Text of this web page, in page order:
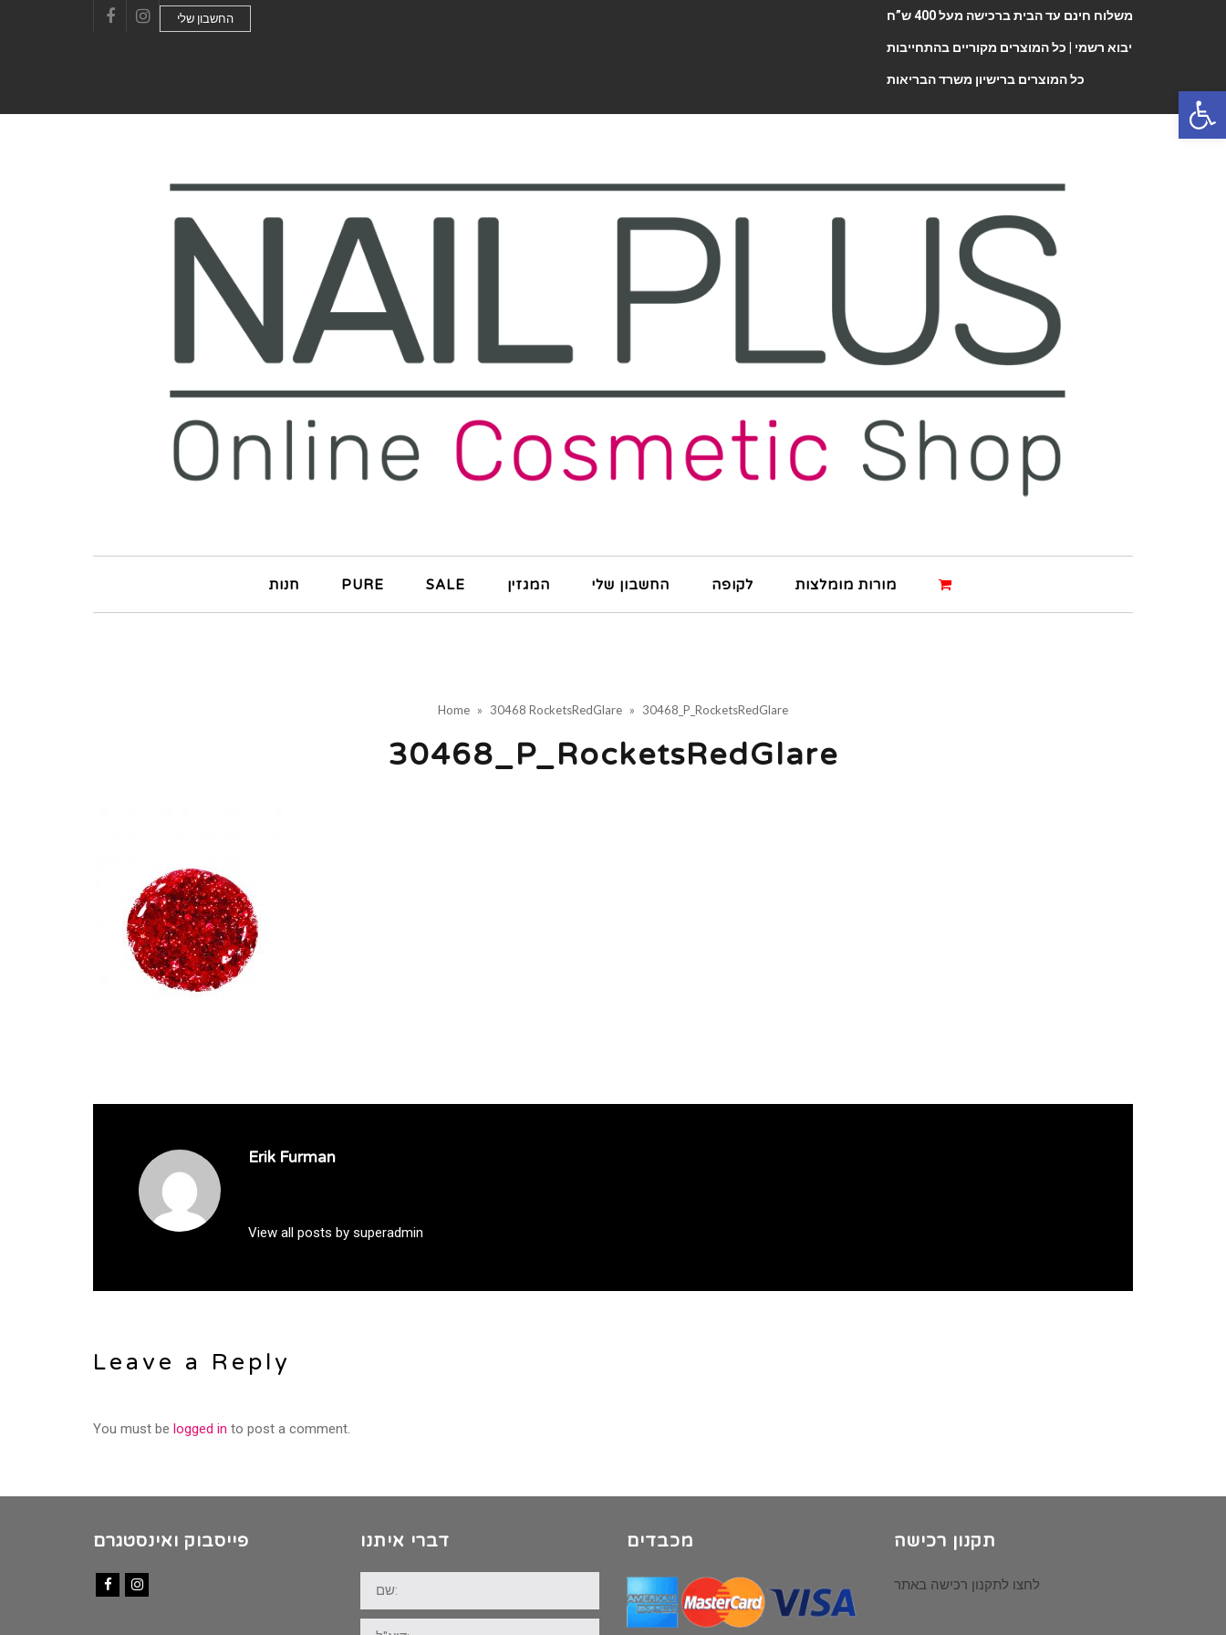
Instagram
החשבון שלי משלוח חינם עד הבית ברכישה מעל 400 ש”ח
יבוא רשמי | כל המוצרים מקוריים בהתחייבות
כל המוצרים ברישיון משרד הבריאות
חנות PURE SALE המגזין החשבון שלי לקופה מורות מומלצות
Home » 30468 RocketsRedGlare » 30468_P_RocketsRedGlare
30468_P_RocketsRedGlare
Erik Furman
View all posts by superadmin
Leave a Reply
You must be logged in to post a comment.
פייסבוק ואינסטגרם דברי איתנו מכבדים תקנון רכישה
לחצו לתקנון רכישה באתר